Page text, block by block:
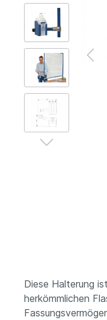
Hubgeräte
Lkw-
Zubehör
Diese Halterung
herkömmlichen